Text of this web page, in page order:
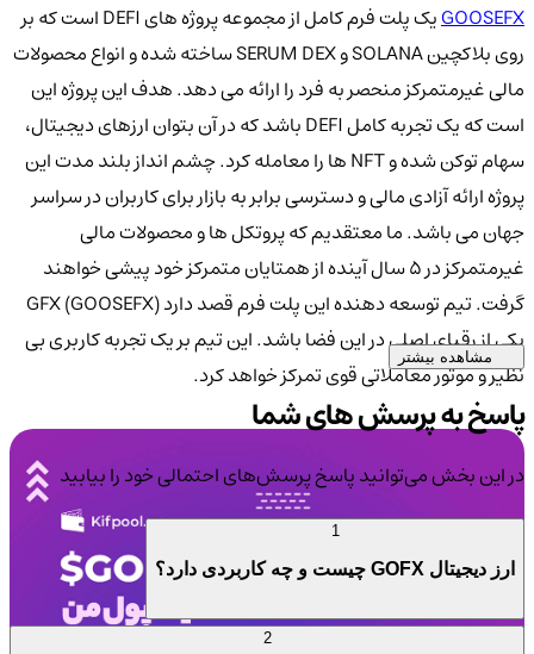
GOOSEFX
یک پلت فرم کامل از مجموعه پروژه های DEFI است که بر
روی بلاکچین SOLANA و SERUM DEX ساخته شده و انواع محصولات
مالی غیرمتمرکز منحصر به فرد را ارائه می دهد. هدف این پروژه این
است که یک تجربه کامل DEFI باشد که در آن بتوان ارزهای دیجیتال،
سهام توکن شده و NFT ها را معامله کرد. چشم انداز بلند مدت این
پروژه ارائه آزادی مالی و دسترسی برابر به بازار برای کاربران در سراسر
جهان می باشد. ما معتقدیم که پروتکل ها و محصولات مالی
غیرمتمرکز در 5 سال آینده از همتایان متمرکز خود پیشی خواهند
گرفت. تیم توسعه دهنده این پلت فرم قصد دارد GFX (GOOSEFX)
یکی از رقبای اصلی در این فضا باشد. این تیم بر یک تجربه کاربری بی
نظیر و موتور معاملاتی قوی تمرکز خواهد کرد.
مشاهده بیشتر
پاسخ به پرسش های شما
در این بخش می‌توانید پاسخ پرسش‌های احتمالی خود را بیابید
ارز دیجیتال GOFX چیست و چه کاربردی دارد؟